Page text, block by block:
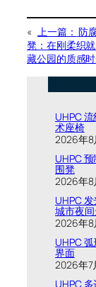
« 上一篇： 防
凳：在刚柔织
藏公园的质感
UHPC
术座椅
2026年8
UHPC
围凳
2026年8
UHPC
城市夜
2026年8
UHPC
界面
2026年7
UHPC